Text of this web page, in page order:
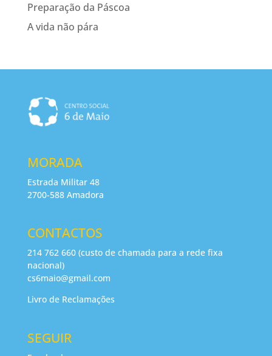
Preparação da Páscoa
A vida não pára
MORADA
Estrada Militar 48
2700-588 Amadora
CONTACTOS
214 762 660 (custo de chamada para a rede fixa
nacional)
cs6maio@gmail.com
Livro de Reclamações
SEGUIR